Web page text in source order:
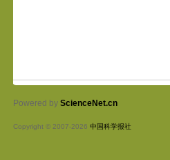
Powered by ScienceNet.cn
Copyright © 2007-2026 中国科学报社